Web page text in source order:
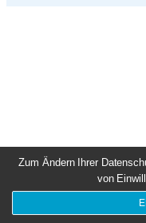
Zum Ändern Ihrer
von